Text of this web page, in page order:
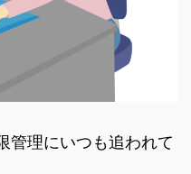
管理にいつも追われて